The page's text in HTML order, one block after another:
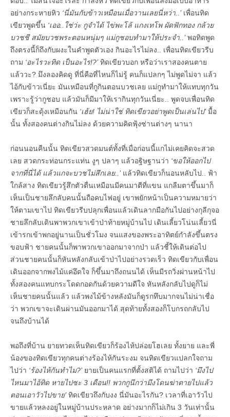
อย่างกระหายหิว ‘นี่มันกับข้าวเหมือนเมื่อวานเลยนี่หว่า..’เพื่อนทิด
เขียวพูดขึ้น ‘เออ..ใช่ว่ะ กูจำได้ ไข่พะโล้ แกงเทโพ ผัดฟักทอง กล้วย
บวชชี สมัยบวชพระตอนหนุ่มๆ แม่กูชอบทำมาให้ประจำ..’พอทิดพูด
ถึงตรงนี้ก็ถึงกับผงะในคำพูดตัวเอง กินอะไรไม่ลง.. เพื่อนทิดเขียวรีบ
ถาม ‘อะไรวะทิด เป็นอะไร!?’ทิดเขียวบอก หรือว่าเราสองคนตาย
แล้ววะ? มึงลองคิดดู ที่นี่คือที่ไหนก็ไม่รู้ คนก็แปลกๆ ไม่พูดไม่จา แล้ว
ไอ้กับข้าวเนี่ยะ มันเหมือนที่กูกินตอนบวชเลย แม่กูทำมาให้แทบทุกวัน
เพราะรู้ว่ากูชอบ แล้วมันก็มีมาให้เรากินทุกวันเนี่ยะ.. พูดจบเพื่อนทิด
เขียวก็สะดุ้งเหมือนกัน ‘เฮ้ย! ไม่น่าใช่ ทิดเขียวอย่าพูดเป็นเล่นไป’มื้อ
นั้น ทั้งสองคนต่างกินไม่ลง ด้วยความคิดฟุ้งซ่านต่างๆ นานา
ก่อนนอนคืนนั้น ทิดเขียวสวดมนต์ทั้งที่เมื่อก่อนนี้แกไม่เคยคิดจะสวด
เลย สวดกระท่อนกระแท่น งูๆ ปลาๆ แล้วอฐิษฐานว่า ‘ขอให้ออกไป
จากที่นี่ได้ แล้วแกจะบวชไม่สึกเลย..’แล้วทิดเขียวก็นอนหลับไป.. ฟ้า
ใกล้สาง ทิดเขียวรู้สึกตัวตื่นเหมือนมีคนมาตีที่แขน แกลืมตาขึ้นมาก็
เห็นเป็นชายลึกลับคนนั้นถือคบไฟอยู่ เขาพยักหน้าเป็นความหมายว่า
ให้ตามเขาไป ทิดเขียวรีบปลุกเพื่อนแล้วเดินลากมือกันไปอย่างกุลีกุจอ
ชายลึกลับเดินพาพวกเขาเข้าป่าท้ายหมู่บ้านไป เดินเลี้ยวโน่นเลี้ยวนี่
เข้ารกเข้าพกอยู่นานเป็นชั่วโมง จนแสงของพระอาทิตย์กำลังขึ้นตรง
ขอบฟ้า ชายคนนั้นก็พาพวกเขาออกมาจากป่า แล้วชี้ให้เดินต่อไป
ส่วนชายคนนั้นก็หันหลังกลับเข้าป่าไปอย่างรวดเร็ว ทิดเขียวกับเพื่อน
เดินออกจากพงไม้แค่อึดใจ ก็ขึ้นมาถึงถนนได้ เห็นมีรถวิ่งผ่านหน้าไป
ทั้งสองคนแทบกระโดดกอดกันด้วยความดีใจ หันหลังกลับไปดูก็ไม่
เห็นชายคนนั้นแล้ว แล้วพงไม้ข้างหลังมันก็ดูรกทึบมากจนไม่น่าเชื่อ
ว่า พวกเขาจะเดินผ่านมันออกมาได้ สุดท้ายทั้งสองก็โบกรถกลับไป
จนถึงบ้านได้
พอถึงที่บ้าน ยายทวดเห็นทิดเขียวก็ร้องไห้ปล่อยโฮเลย ทั้งยาย และพี่
น้องของทิดเขียวทุกคนต่างร้องไห้กันระงม จนทิดเขียวแปลกใจถาม
ไปว่า ‘ร้องไห้กันทำไม?’ยายเป็นคนแรกที่ตั้งสติได้ ถามไปว่า ‘มึงไป
ไหนมาไอ้ทิด หายไปซะ 3 เดือน!! พวกกูนึกว่ามึงโดนฆ่าตายไปแล้ว
ตอนเอาวัวไปขาย’ทิดเขียวถึงกับงง นี่มันอะไรกัน? เวลาที่เอาวัวไป
ขายแล้วหลงอยู่ในหมู่บ้านประหลาด อย่างมากก็ไม่เกิน 3 วันเท่านั้น